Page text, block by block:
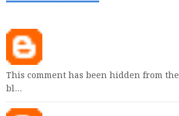
This comment has been hidden from the
bl…